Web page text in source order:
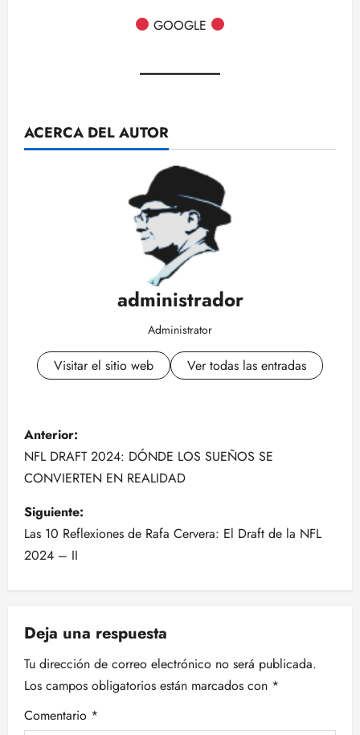
GOOGLE
ACERCA DEL AUTOR
administrador
Administrator
Visitar el sitio web Ver todas las entradas
N
a
v
e
g
a
c
i
ó
Anterior:
NFL DRAFT 2024: DÓNDE LOS SUEÑOS SE
CONVIERTEN EN REALIDAD
Siguiente:
Las 10 Reflexiones de Rafa Cervera: El Draft de la NFL
2024 – II
Deja una respuesta
Tu dirección de correo electrónico no será publicada.
Los campos obligatorios están marcados con *
Comentario *